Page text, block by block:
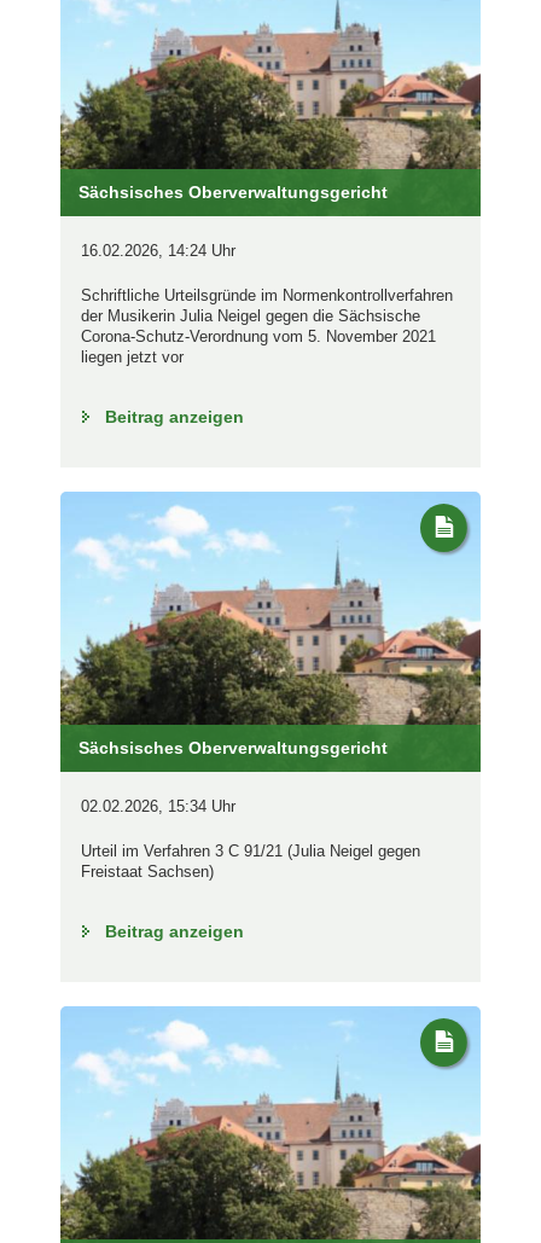
Sächsisches Oberverwaltungsgericht
16.02.2026, 14:24 Uhr
Schriftliche Urteilsgründe im Normenkontrollverfahren
der Musikerin Julia Neigel gegen die Sächsische
Corona-Schutz-Verordnung vom 5. November 2021
liegen jetzt vor
Beitrag anzeigen
Sächsisches Oberverwaltungsgericht
02.02.2026, 15:34 Uhr
Urteil im Verfahren 3 C 91/21 (Julia Neigel gegen
Freistaat Sachsen)
Beitrag anzeigen